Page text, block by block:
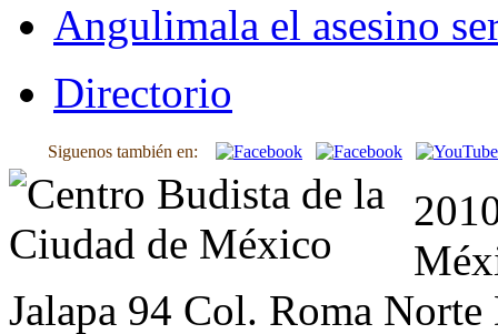
Angulimala el asesino
Directorio
Siguenos también en:
Jalapa 94 Col. Roma